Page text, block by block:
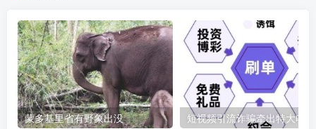
蒙多基里省有野象出没